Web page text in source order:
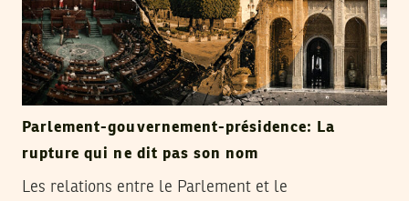
Parlement-gouvernement-présidence: La
rupture qui ne dit pas son nom
Les relations entre le Parlement et le